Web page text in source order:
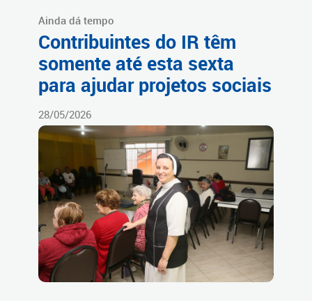
Ainda dá tempo
Contribuintes do IR têm
somente até esta sexta
para ajudar projetos sociais
28/05/2026